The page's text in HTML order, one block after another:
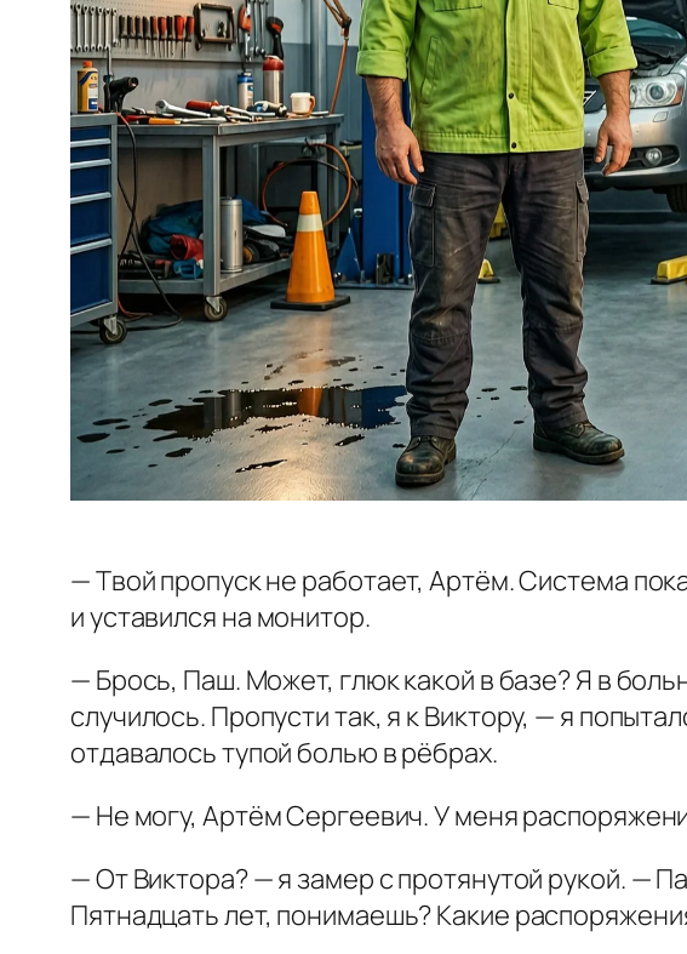
— Твой пропуск не работает, Артём. Система
и уставился на монитор.
— Брось, Паш. Может, глюк какой в базе? Я в
случилось. Пропусти так, я к Виктору, — я
отдавалось тупой болью в рёбрах.
— Не могу, Артём Сергеевич. У меня
— От Виктора? — я замер с протянутой рукой. —
Пятнадцать лет, понимаешь? Какие